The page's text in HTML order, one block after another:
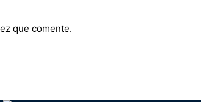
que comente.